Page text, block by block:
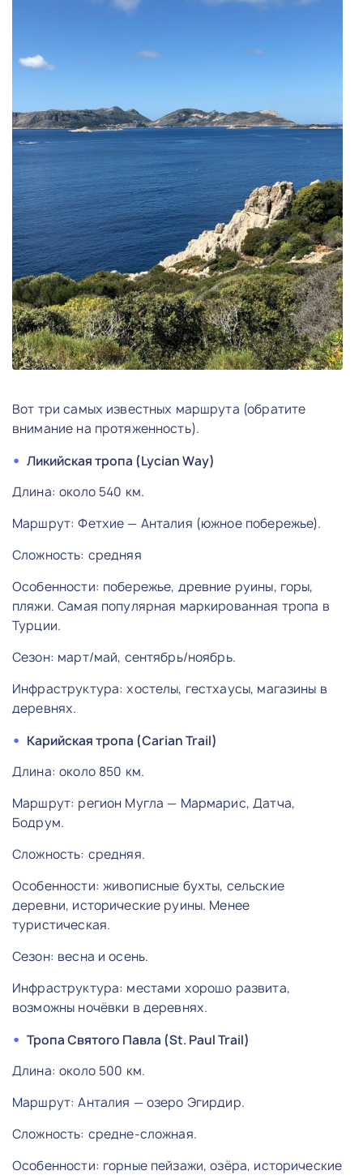
Вот три самых известных маршрута (обратите
внимание на протяженность).
Ликийская тропа (Lycian Way)
Длина: около 540 км.
Маршрут: Фетхие — Анталия (южное побережье).
Сложность: средняя
Особенности: побережье, древние руины, горы,
пляжи. Самая популярная маркированная тропа в
Турции.
Сезон: март/май, сентябрь/ноябрь.
Инфраструктура: хостелы, гестхаусы, магазины в
деревнях.
Карийская тропа (Carian Trail)
Длина: около 850 км.
Маршрут: регион Мугла — Мармарис, Датча,
Бодрум.
Сложность: средняя.
Особенности: живописные бухты, сельские
деревни, исторические руины. Менее
туристическая.
Сезон: весна и осень.
Инфраструктура: местами хорошо развита,
возможны ночёвки в деревнях.
Тропа Святого Павла (St. Paul Trail)
Длина: около 500 км.
Маршрут: Анталия — озеро Эгирдир.
Сложность: средне-сложная.
Особенности: горные пейзажи, озёра, исторические